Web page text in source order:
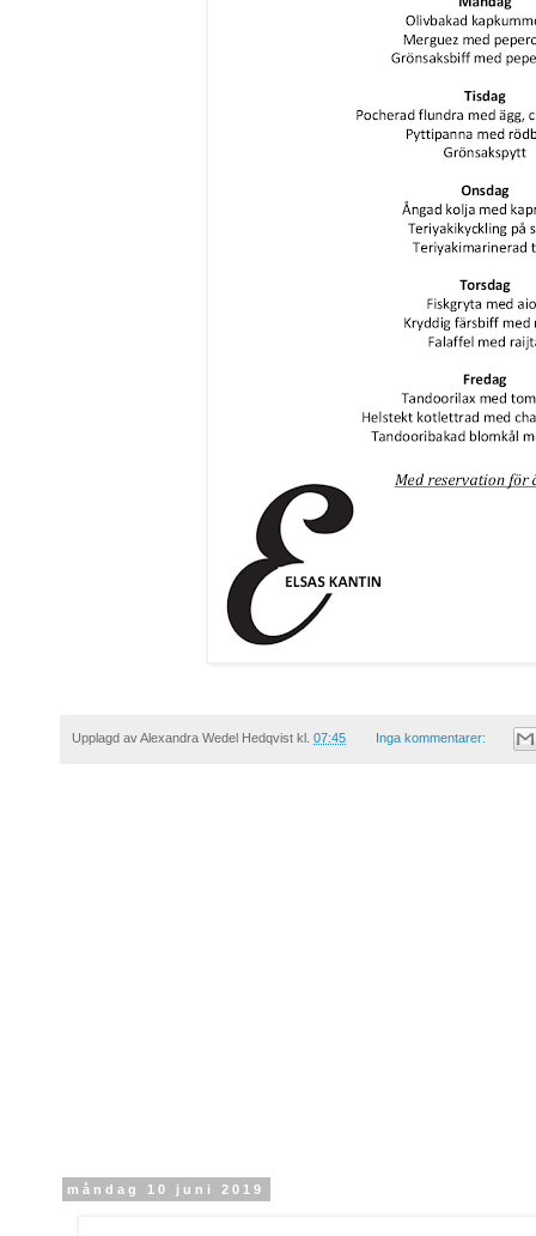
Upplagd avAlexandra Wedel Hedqvist kl. 07:45 Inga kommentarer:
måndag 10 juni 2019